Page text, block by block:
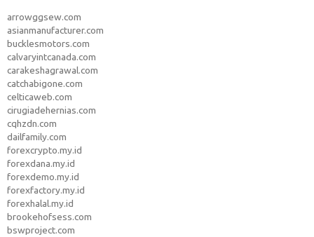
arrowggsew.com
asianmanufacturer.com
bucklesmotors.com
calvaryintcanada.com
carakeshagrawal.com
catchabigone.com
celticaweb.com
cirugiadehernias.com
cqhzdn.com
dailfamily.com
forexcrypto.my.id
forexdana.my.id
forexdemo.my.id
forexfactory.my.id
forexhalal.my.id
brookehofsess.com
bswproject.com